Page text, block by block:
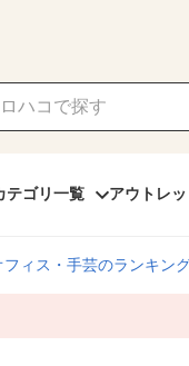
テゴリ一覧 アウトレッ
フィス・手芸のランキン